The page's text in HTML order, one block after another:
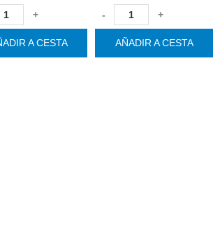
+
A CESTA
- +
AÑADIR A CESTA